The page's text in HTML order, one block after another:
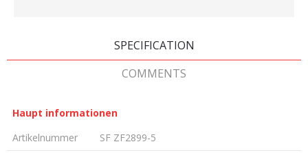
SPECIFICATION
COMMENTS
Haupt informationen
Artikelnummer
SF ZF2899-5